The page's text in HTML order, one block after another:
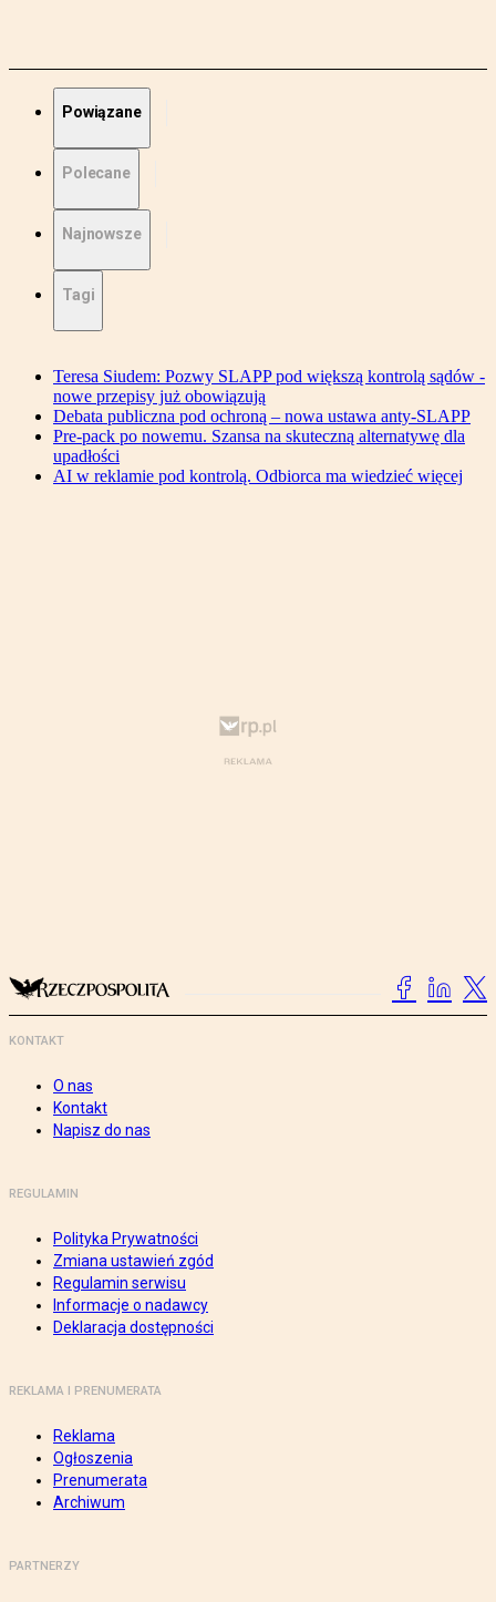
Powiązane
Polecane
Najnowsze
Tagi
Teresa Siudem: Pozwy SLAPP pod większą kontrolą sądów -
nowe przepisy już obowiązują
Debata publiczna pod ochroną – nowa ustawa anty-SLAPP
Pre-pack po nowemu. Szansa na skuteczną alternatywę dla
upadłości
AI w reklamie pod kontrolą. Odbiorca ma wiedzieć więcej
KONTAKT
O nas
Kontakt
Napisz do nas
REGULAMIN
Polityka Prywatności
Zmiana ustawień zgód
Regulamin serwisu
Informacje o nadawcy
Deklaracja dostępności
REKLAMA I PRENUMERATA
Reklama
Ogłoszenia
Prenumerata
Archiwum
PARTNERZY